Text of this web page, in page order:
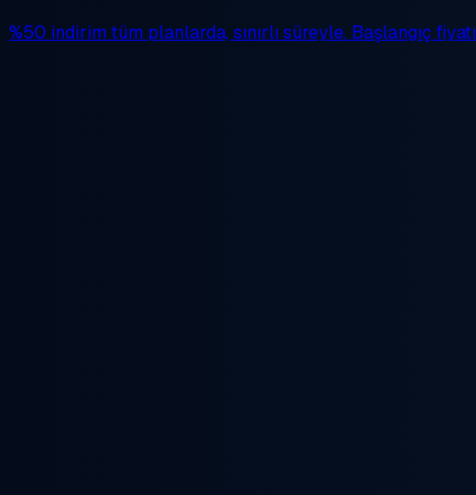
%50 indirim tüm planlarda, sınırlı süreyle. Başlangıç fiyatı